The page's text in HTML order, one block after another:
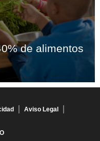
de alimentos
Aviso Legal